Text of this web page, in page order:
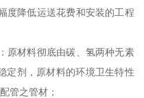
度降低运送花费和安装的工程
原材料彻底由碳、氢两种无素
定剂，原材料的环境卫生特性
管之管材；